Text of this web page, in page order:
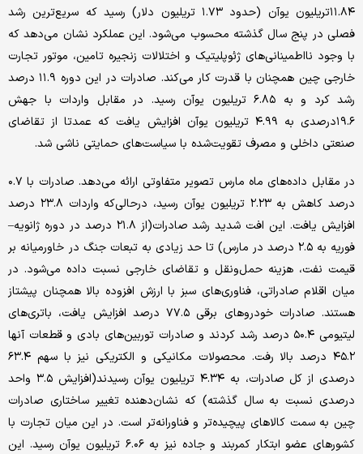
۱۱.۸۴تریلیون یوآن (حدود ۱.۷۳ تریلیون دلار) رسید که سریع‌ترین رشد
فصلی در پنج سال گذشته محسوب می‌شود. این عملکرد نشان می‌دهد که
با وجود نااطمینانی‌های ژئوپلیتیک و اختلالات زنجیره تامین، موتور تجارت
خارجی چین همچنان با قدرت کار می‌کند. صادرات در این دوره ۱۱.۹ درصد
رشد کرد و به ۶.۸۵ تریلیون یوآن رسید. در مقابل واردات با جهش
۱۹.۶درصدی به ۴.۹۹ تریلیون یوآن افزایش یافت که عمدتا از تقاضای
صنعتی داخلی و مصرف تقویت‌شده با سیاست‌های حمایتی ناشی شد.
در مقابل داده‌های ماه مارس تصویر متفاوتی ارائه می‌دهد. صادرات با ۰.۷
درصد کاهش به ۲.۲۳ تریلیون یوآن رسید، درحالی‌که واردات ۲۳.۸ درصد
افزایش یافت. این افت شدید رشد صادرات(از ۲۱.۸ درصد در دوره ژانویه–
فوریه به ۲.۵ درصد در مارس) تا حد زیادی به تبعات جنگ در خاورمیانه بر
قیمت نفت، هزینه حمل‌ونقل و تقاضای خارجی نسبت داده می‌شود. در
میان اقلام صادراتی، فناوری‌های سبز با ارزش افزوده بالا همچنان پیشتاز
هستند. صادرات خودروهای برقی ۷۷.۵ درصد افزایش یافت، باتری‌های
لیتیومی ۵۰.۴ درصد رشد کردند و صادرات توربین‌های بادی و قطعات آنها
۴۵.۲ درصد بالا رفت. محصولات مکانیکی و الکتریکی نیز با سهم ۶۳.۴
درصدی از کل صادرات، به ۴.۳۴ تریلیون یوآن رسیدند(افزایش ۳.۵ واحد
درصدی نسبت به سال گذشته) که نشان‌دهنده تغییر ساختاری صادرات
چین به سمت کالاهای پیچیده‌تر و فناورانه‌تر است. در این میان تجارت با
کشورهای عضو ابتکار کمربند و جاده نیز به ۶.۰۶ تریلیون یوآن رسید. این